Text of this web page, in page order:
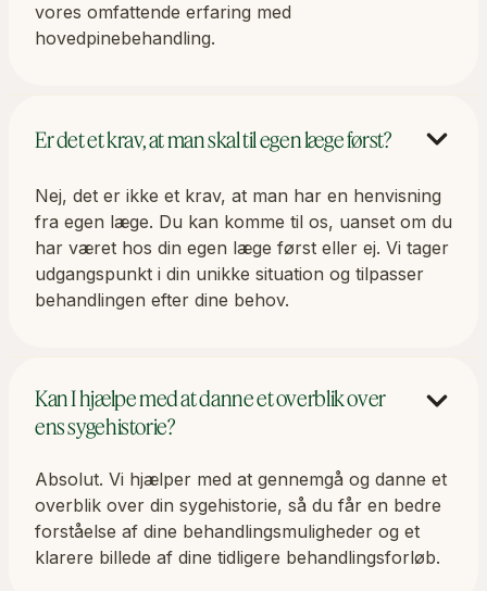
vores omfattende erfaring med
hovedpinebehandling.
Er det et krav, at man skal til egen læge først?
Nej, det er ikke et krav, at man har en henvisning
fra egen læge. Du kan komme til os, uanset om du
har været hos din egen læge først eller ej. Vi tager
udgangspunkt i din unikke situation og tilpasser
behandlingen efter dine behov.
Kan I hjælpe med at danne et overblik over
ens sygehistorie?
Absolut. Vi hjælper med at gennemgå og danne et
overblik over din sygehistorie, så du får en bedre
forståelse af dine behandlingsmuligheder og et
klarere billede af dine tidligere behandlingsforløb.